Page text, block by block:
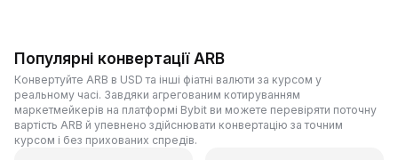
Популярні конвертації ARB
Конвертуйте ARB в USD та інші фіатні валюти за курсом у
реальному часі. Завдяки агрегованим котируванням
маркетмейкерів на платформі Bybit ви можете перевіряти поточну
вартість ARB й упевнено здійснювати конвертацію за точним
курсом і без прихованих спредів.